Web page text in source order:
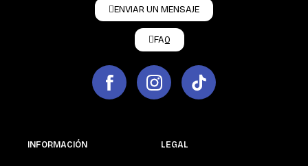
ENVIAR UN MENSAJE
FAQ
INFORMACIÓN LEGAL